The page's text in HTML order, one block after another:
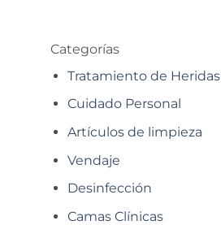
Categorías
Tratamiento de Heridas
Cuidado Personal
Artículos de limpieza
Vendaje
Desinfección
Camas Clínicas